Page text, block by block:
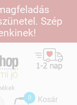
Szép
0 Kosár